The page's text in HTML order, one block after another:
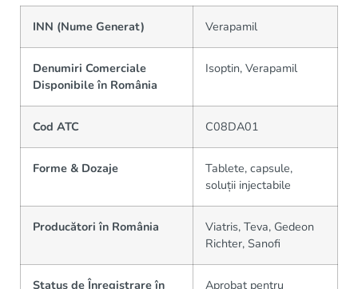
INN (Nume Generat) Verapamil
Denumiri Comerciale
Disponibile în România
Isoptin, Verapamil
Cod ATC C08DA01
Forme & Dozaje
Tablete, capsule,
soluții injectabile
Producători în România
Viatris, Teva, Gedeon
Richter, Sanofi
Status de Înregistrare în Aprobat pentru